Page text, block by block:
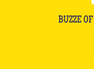
BUZZE OF